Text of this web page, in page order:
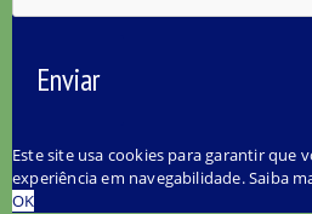
Enviar
Este site usa cookies para garantir que
experiência em navegabilidade.Saiba
OK